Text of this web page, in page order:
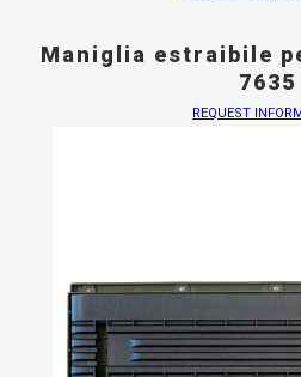
Maniglia estraibile
7635
REQUEST